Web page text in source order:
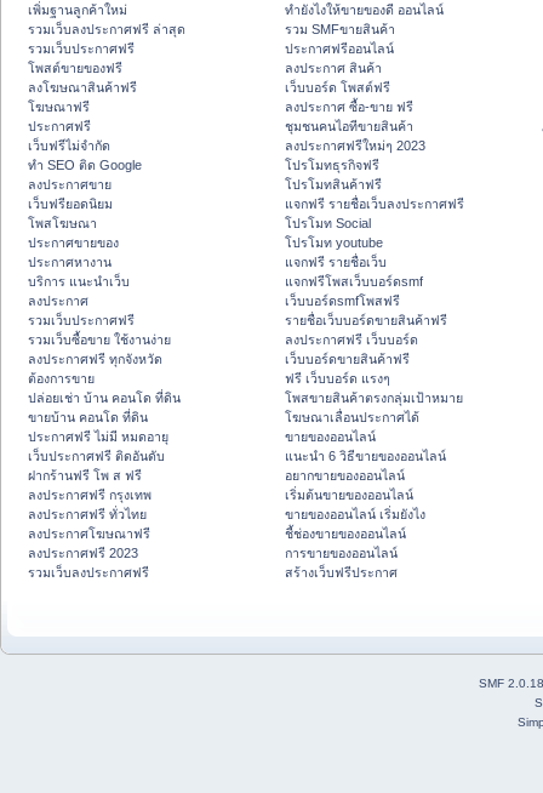
เพิ่มฐานลูกค้าใหม่
รวมเว็บลงประกาศฟรี ล่าสุด
รวมเว็บประกาศฟรี
โพสต์ขายของฟรี
ลงโฆษณาสินค้าฟรี
โฆษณาฟรี
ประกาศฟรี
เว็บฟรีไม่จำกัด
ทำ SEO ติด Google
ลงประกาศขาย
เว็บฟรียอดนิยม
โพสโฆษณา
ประกาศขายของ
ประกาศหางาน
บริการ แนะนำเว็บ
ลงประกาศ
รวมเว็บประกาศฟรี
รวมเว็บซื้อขาย ใช้งานง่าย
ลงประกาศฟรี ทุกจังหวัด
ต้องการขาย
ปล่อยเช่า บ้าน คอนโด ที่ดิน
ขายบ้าน คอนโด ที่ดิน
ประกาศฟรี ไม่มี หมดอายุ
เว็บประกาศฟรี ติดอันดับ
ฝากร้านฟรี โพ ส ฟรี
ลงประกาศฟรี กรุงเทพ
ลงประกาศฟรี ทั่วไทย
ลงประกาศโฆษณาฟรี
ลงประกาศฟรี 2023
รวมเว็บลงประกาศฟรี
ทํายังไงให้ขายของดี ออนไลน์
รวม SMFขายสินค้า
ประกาศฟรีออนไลน์
ลงประกาศ สินค้า
เว็บบอร์ด โพสต์ฟรี
ลงประกาศ ซื้อ-ขาย ฟรี
ชุมชนคนไอทีขายสินค้า
ลงประกาศฟรีใหม่ๆ 2023
โปรโมทธุรกิจฟรี
โปรโมทสินค้าฟรี
แจกฟรี รายชื่อเว็บลงประกาศฟรี
โปรโมท Social
โปรโมท youtube
แจกฟรี รายชื่อเว็บ
แจกฟรีโพสเว็บบอร์ดsmf
เว็บบอร์ดsmfโพสฟรี
รายชื่อเว็บบอร์ดขายสินค้าฟรี
ลงประกาศฟรี เว็บบอร์ด
เว็บบอร์ดขายสินค้าฟรี
ฟรี เว็บบอร์ด แรงๆ
โพสขายสินค้าตรงกลุ่มเป้าหมาย
โฆษณาเลื่อนประกาศได้
ขายของออนไลน์
แนะนำ 6 วิธีขายของออนไลน์
อยากขายของออนไลน์
เริ่มต้นขายของออนไลน์
ขายของออนไลน์ เริ่มยังไง
ชี้ช่องขายของออนไลน์
การขายของออนไลน์
สร้างเว็บฟรีประกาศ
SMF 2.0.18